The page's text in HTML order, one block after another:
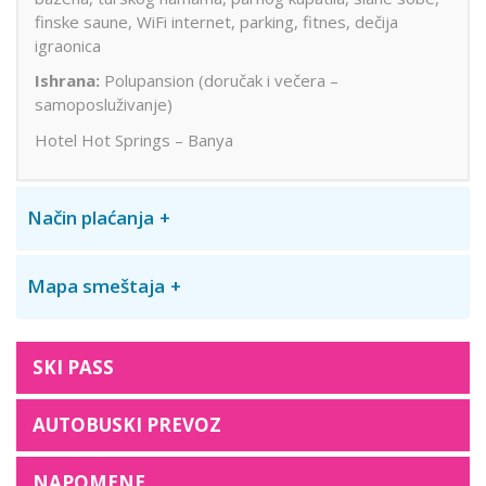
finske saune, WiFi internet, parking, fitnes, dečija
igraonica
Ishrana: Polupansion (doručak i večera –
samoposluživanje)
Hotel Hot Springs – Banya
Način plaćanja
Mapa smeštaja
SKI PASS
AUTOBUSKI PREVOZ